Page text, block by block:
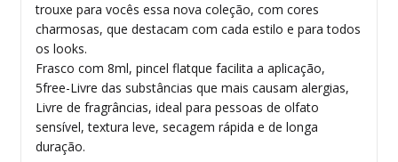
trouxe para vocês essa nova coleção, com cores
charmosas, que destacam com cada estilo e para todos
os looks.
Frasco com 8ml, pincel flatque facilita a aplicação,
5free-Livre das substâncias que mais causam alergias,
Livre de fragrâncias, ideal para pessoas de olfato
sensível, textura leve, secagem rápida e de longa
duração.